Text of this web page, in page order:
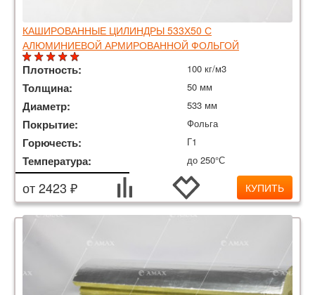
КАШИРОВАННЫЕ ЦИЛИНДРЫ 533Х50 С
АЛЮМИНИЕВОЙ АРМИРОВАННОЙ ФОЛЬГОЙ
Плотность: 100 кг/м3
Толщина: 50 мм
Диаметр: 533 мм
Покрытие: Фольга
Горючесть: Г1
Температура: до 250°С
от 2423 ₽ КУПИТЬ